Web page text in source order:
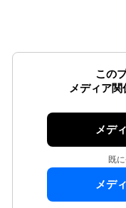
この
メディア
メデ
既
メデ